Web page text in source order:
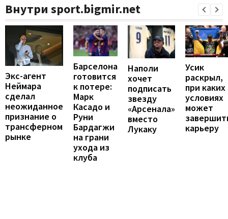
Внутри sport.bigmir.net
Экс-агент
Неймара
сделал
неожиданное
признание о
трансферном
рынке
Барселона
готовится
к потере:
Марк
Касадо и
Руни
Бардагжи
на грани
ухода из
клуба
Наполи
хочет
подписать
звезду
«Арсенала»
вместо
Лукаку
Усик
раскрыл,
при каких
условиях
может
карьеру